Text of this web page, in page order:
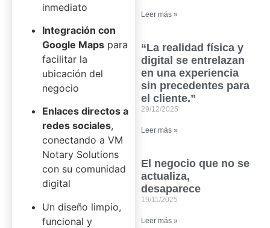
inmediato
Integración con
Google Maps para
facilitar la
ubicación del
negocio
Enlaces directos a
redes sociales,
conectando a VM
Notary Solutions
con su comunidad
digital
Un diseño limpio,
funcional y
Leer más »
“La realidad física y
digital se entrelazan
en una experiencia
sin precedentes para
el cliente.”
29/12/2025
Leer más »
El negocio que no se
actualiza,
desaparece
19/11/2025
Leer más »